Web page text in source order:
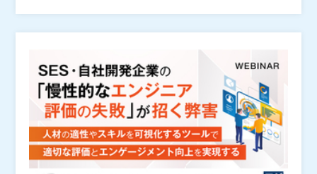
速にDXが進められています。 しかし国内では、特に中
小（ユーザー）企業で大幅にIT人材が不足しており、D
情報システム部門の40代～60代人材が果たすべき役割
は大きいはずです。
本セミナーでは、IT企業の40代～60代人材が副業やフ
リーランスの活動を行う場合、どのような業務内容が求
められているのか、どのようなスキルが求められている
のかについて解説します。 今回はその中でも「営業」
について具体的に解説していきます。 ・IT関連の商
また、実際の報酬はどうなるのかについても解説しま
す。